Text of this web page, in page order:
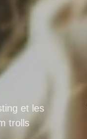
et les
trolls